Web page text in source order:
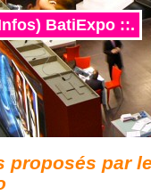
BatiExpo ::.
proposés par